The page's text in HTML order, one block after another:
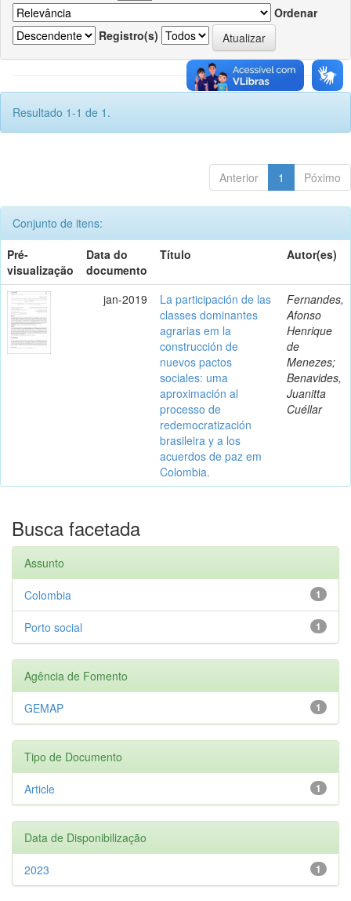
Ordenar
Registro(s)
Resultado 1-1 de 1.
Anterior 1 Póximo
Conjunto de itens:
Pré-
visualização
Data do
documento
Título Autor(es)
jan-2019
La participación de las
classes dominantes
agrarias em la
construcción de
nuevos pactos
sociales: uma
aproximación al
processo de
redemocratización
brasileira y a los
acuerdos de paz em
Colombia.
Fernandes,
Afonso
Henrique
de
Menezes;
Benavides,
Juanitta
Cuéllar
Busca facetada
Assunto
1
Colombia
1
Porto social
Agência de Fomento
1
GEMAP
Tipo de Documento
1
Article
Data de Disponibilização
1
2023